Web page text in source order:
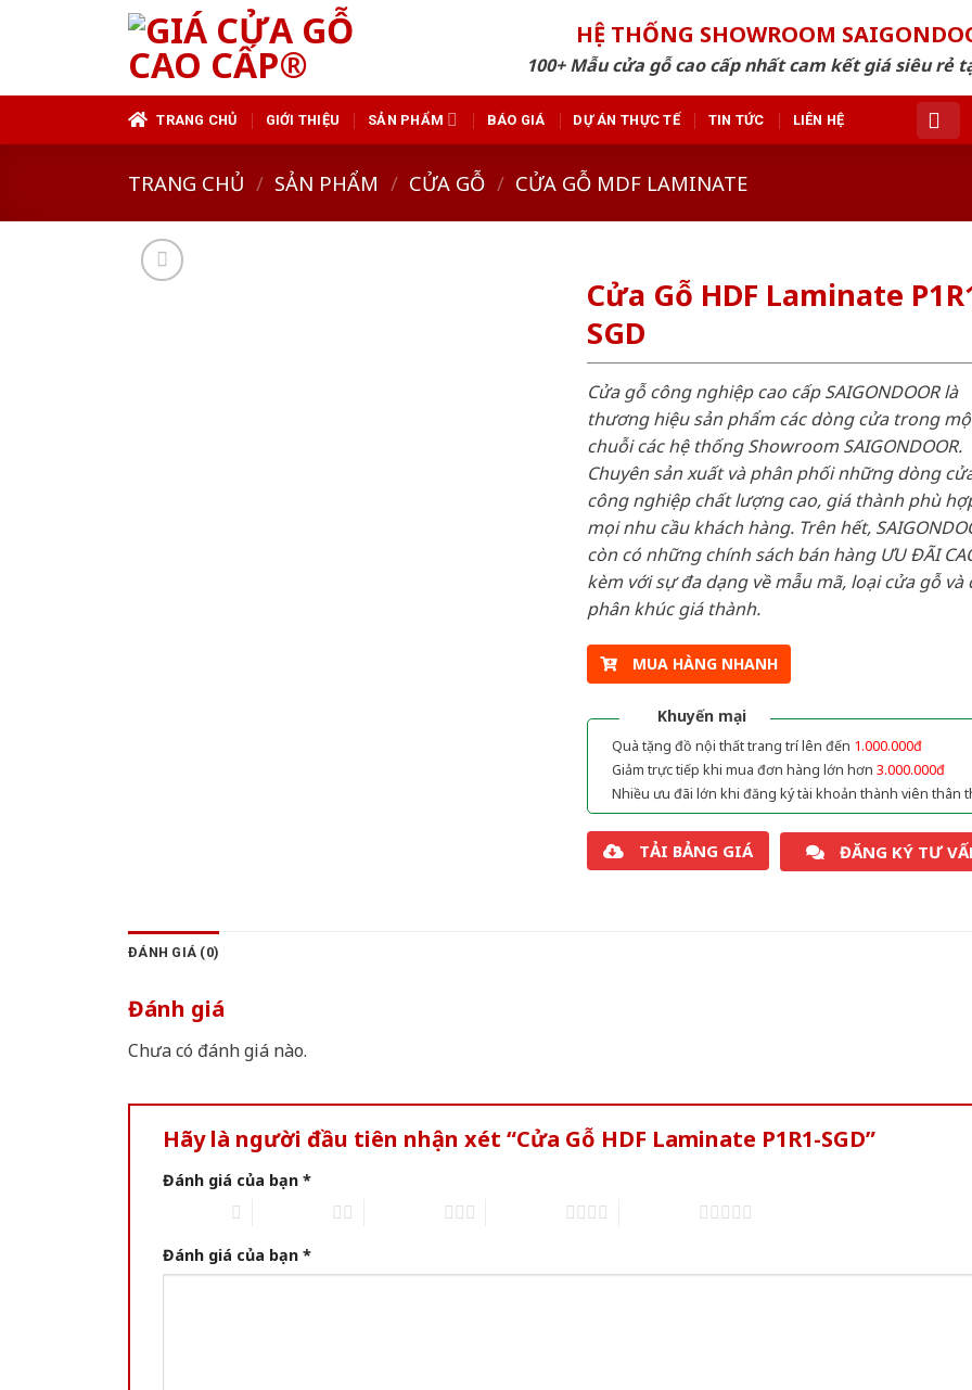
HỆ THỐNG SHOWROOM
100+ Mẫu cửa gỗ cao cấp nhất cam kết giá siêu rẻ
TRANG CHỦ GIỚI THIỆU SẢN PHẨM BÁO GIÁ DỰ ÁN THỰC TẾ TIN TỨC LIÊN HỆ
TRANG CHỦ / SẢN PHẨM / CỬA GỖ / CỬA GỖ MDF LAMINATE
Cửa Gỗ HDF Laminate
SGD
Cửa gỗ công nghiệp cao cấp SAIGONDOOR là
thương hiệu sản phẩm các dòng cửa trong
chuỗi các hệ thống Showroom SAIGONDOOR.
Chuyên sản xuất và phân phối những dòng
công nghiệp chất lượng cao, giá thành phù
mọi nhu cầu khách hàng. Trên hết,
còn có những chính sách bán hàng ƯU ĐÃI
kèm với sự đa dạng về mẫu mã, loại cửa gỗ và
phân khúc giá thành.
MUA HÀNG NHANH
Khuyến mại
Quà tặng đồ nội thất trang trí lên đến 1.000.000đ
Giảm trực tiếp khi mua đơn hàng lớn hơn 3.000.000đ
Nhiều ưu đãi lớn khi đăng ký tài khoản thành viên thân
TẢI BẢNG GIÁ ĐĂNG KÝ TƯ
ĐÁNH GIÁ (0)
Đánh giá
Chưa có đánh giá nào.
Hãy là người đầu tiên nhận xét “Cửa Gỗ HDF Laminate P1R1-SGD”
Đánh giá của bạn *
Đánh giá của bạn *